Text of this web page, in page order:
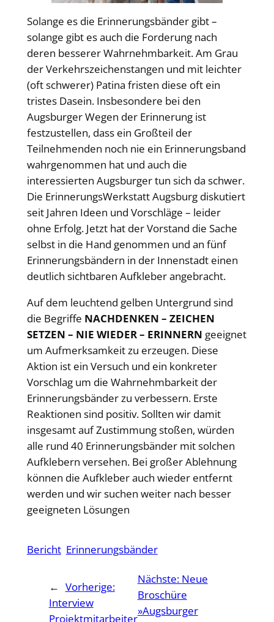
Solange es die Erinnerungsbänder gibt –
solange gibt es auch die Forderung nach
deren besserer Wahrnehmbarkeit. Am Grau
der Verkehrszeichenstangen und mit leichter
(oft schwerer) Patina fristen diese oft ein
tristes Dasein. Insbesondere bei den
Augsburger Wegen der Erinnerung ist
festzustellen, dass ein Großteil der
Teilnehmenden noch nie ein Erinnerungsband
wahrgenommen hat und auch die
interessierten Augsburger tun sich da schwer.
Die ErinnerungsWerkstatt Augsburg diskutiert
seit Jahren Ideen und Vorschläge – leider
ohne Erfolg. Jetzt hat der Vorstand die Sache
selbst in die Hand genommen und an fünf
Erinnerungsbändern in der Innenstadt einen
deutlich sichtbaren Aufkleber angebracht.
Auf dem leuchtend gelben Untergrund sind
die Begriffe NACHDENKEN – ZEICHEN
SETZEN – NIE WIEDER – ERINNERN geeignet
um Aufmerksamkeit zu erzeugen. Diese
Aktion ist ein Versuch und ein konkreter
Vorschlag um die Wahrnehmbarkeit der
Erinnerungsbänder zu verbessern. Erste
Reaktionen sind positiv. Sollten wir damit
insgesamt auf Zustimmung stoßen, würden
alle rund 40 Erinnerungsbänder mit solchen
Aufklebern versehen. Bei großer Ablehnung
können die Aufkleber auch wieder entfernt
werden und wir suchen weiter nach besser
geeigneten Lösungen
Bericht Erinnerungsbänder
← Vorherige:
Interview
Projektmitarbeiter
Nächste: Neue
Broschüre
»Augsburger